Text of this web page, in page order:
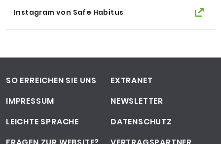
Instagram von Safe Habitus
Footer-Navigation
SO ERREICHEN SIE UNS
EXTRANET
IMPRESSUM
NEWSLETTER
LEICHTE SPRACHE
DATENSCHUTZ